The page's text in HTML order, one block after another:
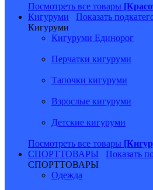
Посмотреть все товары
Кигуруми
Показать
Кигуруми
Кигуруми Единорог
Перчатки кигуруми
Тапочки кигуруми
Взрослые кигуруми
Детские кигуруми
Посмотреть все товары
СПОРТТОВАРЫ
Показать
СПОРТТОВАРЫ
Одежда